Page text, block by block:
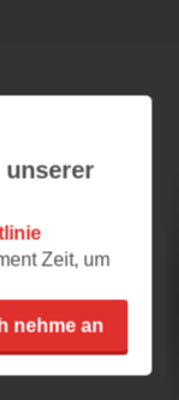
diese
des
unserer
Zeit, um
nehme an